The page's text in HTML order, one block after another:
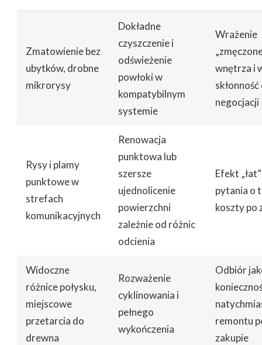
Zmatowienie bez
ubytków, drobne
mikrorysy
Dokładne
czyszczenie i
odświeżenie
powłoki w
kompatybilnym
systemie
Wrażenie
wnętrza i
skłonność
negocjacji
Rysy i plamy
punktowe w
strefach
komunikacyjnych
Renowacja
punktowa lub
szersze
ujednolicenie
powierzchni
zależnie od różnic
odcienia
Efekt
pytania o
koszty po
Widoczne
różnice połysku,
miejscowe
przetarcia do
drewna
Rozważenie
cyklinowania i
pełnego
wykończenia
Odbiór
remontu
zakupie